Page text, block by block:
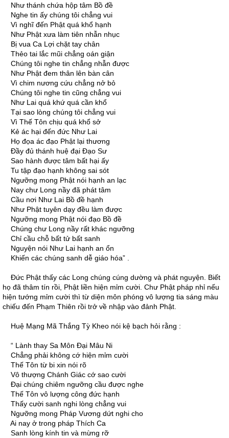
Như thánh chứa hộp tâm Bồ đề
Nghe tin ấy chúng tôi chẳng vui
Vì nghĩ đến Phật quá khổ hạnh
Như Phật xưa làm tiên nhẫn nhục
Bị vua Ca Lợi chặt tay chân
Thẻo tai lắc mũi chẳng oán giận
Chúng tôi nghe tin chẳng nhẫn được
Như Phật đem thân lên bàn cân
Vì chim nương cứu chẳng nở bỏ
Chúng tôi nghe tin cũng chẳng vui
Như Lai quá khứ quá cần khổ
Tại sao lòng chúng tôi chẳng vui
Vì Thế Tôn chịu quá khổ sở
Kẻ ác hại đến đức Như Lai
Họ đọa ác đạo Phật lại thương
Ðầy đủ thánh huệ đại Ðạo Sư
Sao hành được tâm bất hại ấy
Tu tập đạo hạnh không sai sót
Ngưỡng mong Phật nói hạnh an lạc
Nay chư Long nầy đã phát tâm
Cầu nơi Như Lai Bồ đề hạnh
Như Phật tuyên dạy đều làm được
Ngưỡng mong Phật nói đạo Bồ đề
Chúng chư Long nầy rất khác ngưỡng
Chỉ cầu chỗ bất tử bất sanh
Nguyện nói Như Lai hạnh an ổn
Khiến các chúng sanh dễ giáo hóa” .
Ðức Phật thấy các Long chúng cúng dường và phát nguyện. Biết
họ đã thâm tín rồi, Phật liền hiện mỉm cười. Chư Phật pháp nhỉ nếu
hiện tướng mỉm cười thì từ diện môn phóng vô lượng tia sáng màu
chiếu đến Phạm Thiên rồi trở về nhập vào đảnh Phật.
Huệ Mạng Mã Thắng Tỳ Kheo nói kệ bạch hỏi rằng :
“ Lành thay Sa Môn Ðại Mâu Ni
Chẳng phải không cớ hiện mỉm cười
Thế Tôn từ bi xin nói rõ
Vô thượng Chánh Giác cớ sao cười
Ðại chúng chiêm ngưỡng cầu được nghe
Thế Tôn vô lượng công đức hạnh
Thấy cười sanh nghi lòng chẳng vui
Ngưỡng mong Pháp Vương dứt nghi cho
Ai nay ở trong pháp Thích Ca
Sanh lòng kính tin và mừng rỡ